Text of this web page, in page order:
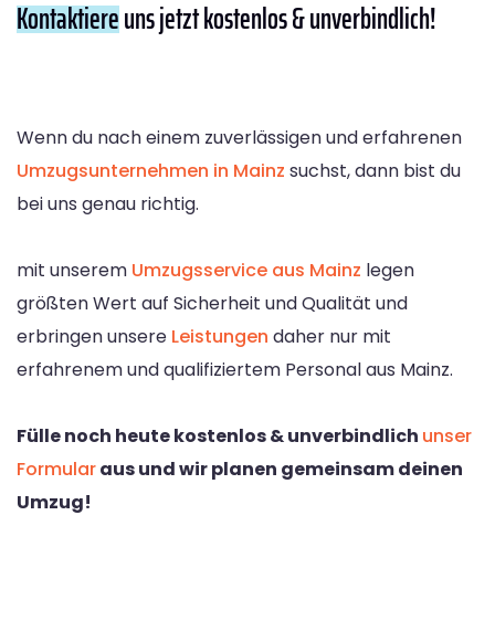
Kontaktiereuns jetzt kostenlos & unverbindlich!
Wenn du nach einem zuverlässigen und erfahrenen
Umzugsunternehmen in Mainz suchst, dann bist du
bei uns genau richtig.
mit unserem Umzugsservice aus Mainz legen
größten Wert auf Sicherheit und Qualität und
erbringen unsere Leistungen daher nur mit
erfahrenem und qualifiziertem Personal aus Mainz.
Fülle noch heute kostenlos & unverbindlich unser
Formularaus und wir planen gemeinsam deinen
Umzug!